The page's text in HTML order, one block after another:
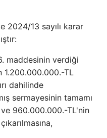
2024/13 sayılı karar
maddesinin verdiği
1.200.000.000.-TL
dahilinde
sermayesinin tamamı
960.000.000.-TL'nin